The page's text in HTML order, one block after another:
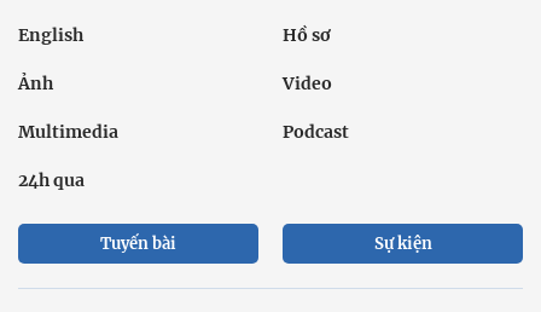
English Hồ sơ
Ảnh Video
Multimedia Podcast
24h qua
Tuyến bài Sự kiện